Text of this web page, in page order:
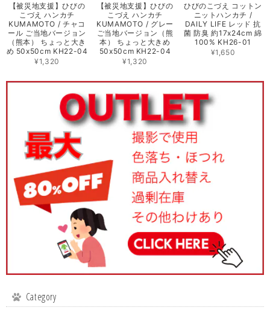
【被災地支援】ひびの
こづえ ハンカチ
KUMAMOTO / チャコ
ール ご当地バージョン
（熊本） ちょっと大き
め 50x50cm KH22-04
¥1,320
【被災地支援】ひびの
こづえ ハンカチ
KUMAMOTO / グレー
ご当地バージョン（熊
本） ちょっと大きめ
50x50cm KH22-04
¥1,320
ひびのこづえ コットン
ニットハンカチ /
DAILY LIFE レッド 抗
菌 防臭 約17x24cm 綿
100% KH26-01
¥1,650
Category